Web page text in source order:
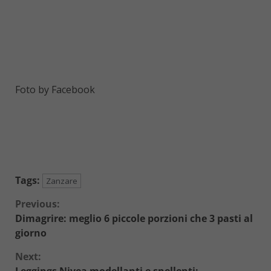
Foto by Facebook
Tags: Zanzare
Continue
Reading
Previous:
Dimagrire: meglio 6 piccole porzioni che 3 pasti al
giorno
Next: